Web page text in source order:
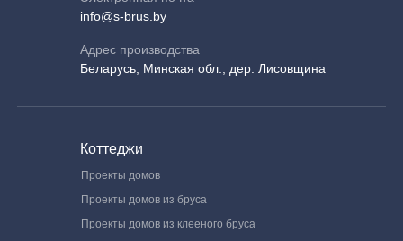
info@s-brus.by
Адрес производства
Беларусь, Минская обл., дер. Лисовщина
Коттеджи
Проекты домов
Проекты домов из бруса
Проекты домов из клееного бруса